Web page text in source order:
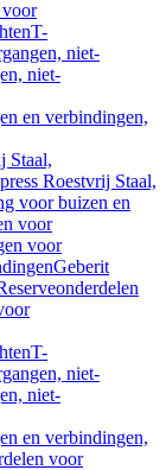
voor
T-
niet-
niet-
en verbindingen,
Staal,
Roestvrij Staal,
voor buizen en
voor
voor
Geberit
T-
niet-
niet-
en verbindingen,
voor